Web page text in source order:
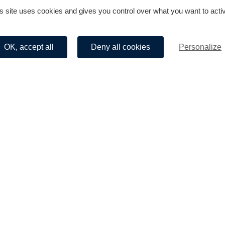
site uses cookies and gives you control over what you want to
OK, accept all Deny all cookies Personalize